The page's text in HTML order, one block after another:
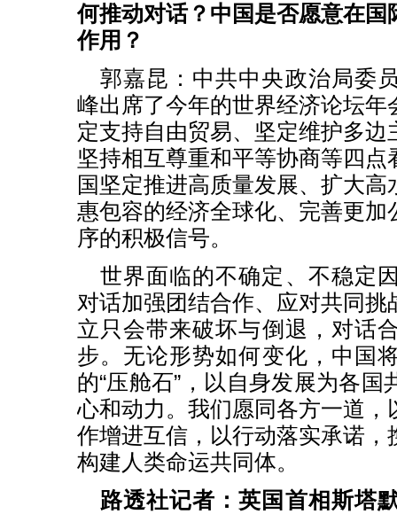
何推动对话？中国是否愿意在国
作用？
郭嘉昆：中共中央政治局委
峰出席了今年的世界经济论坛年
定支持自由贸易、坚定维护多
坚持相互尊重和平等协商等四
国坚定推进高质量发展、扩大
惠包容的经济全球化、完善更加
序的积极信号。
世界面临的不确定、不稳定
对话加强团结合作、应对共同挑
立只会带来破坏与倒退，对话
步。无论形势如何变化，中国
的“压舱石”，以自身发展为各
心和动力。我们愿同各方一道，
作增进互信，以行动落实承诺，
构建人类命运共同体。
路透社记者：英国首相斯塔